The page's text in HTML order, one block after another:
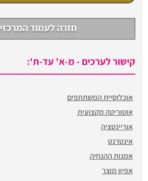
חזרה לעמוד המרכזי
קישור לערכים - מ-א' עד-ת':
אוכלוסיית המשתתפים
אוטוריטה מקצועית
אוריינטציה
אינטרנט
אמנות ההנחיה
אפיון מוצר